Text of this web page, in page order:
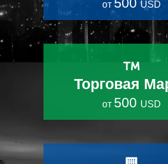
от USD
Торговая
от 500 USD